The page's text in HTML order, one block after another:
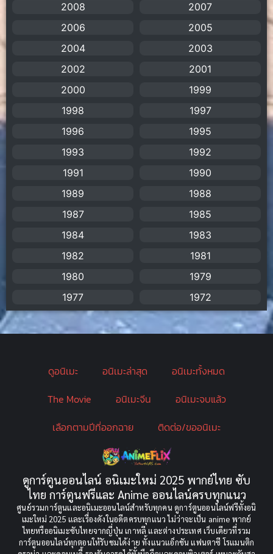
Animation แอนิเมชั่น
Blood(1)
boys love
Censored (เซ็นเซอร์) (19)
CG Animation (2)
Childhood(1)
Comedy (ตลก)(349)
Comedy ตลก(85)
Comic Book การ์ตูน(1)
2008
2007
2006
2005
2004
2003
2002
2001
2000
1999
1998
1997
1996
1995
1993
1992
1991
1990
1989
1988
1987
1985
1984
1983
1982
1981
1980
1979
1977
1972
ดูอนิเมะ อนิเมะล่าสุด
อนิเมะทั้งหมด
The Movie
อนิเมะจีน
อนิเมะจบแล้ว
เลือกตามปีที่ออกฉาย
ติดต่อ/ขออนิเมะ
ดูการ์ตูนออนไลน์ อนิเมะใหม่ 2025 พากย์ไทย ซับ
ไทย การ์ตูนฟรีและ Anime ออนไลน์ครบทุกแนว
ศูนย์รวมการ์ตูนและอนิเมะออนไลน์สำหรับทุกคน ดูการ์ตูนออนไลน์ฟรีทั้งอนิ
เมะใหม่ 2025 และเรื่องดังในอดีตครบทุกแนว ไม่ว่าจะเป็น anime พากย์
ไทยหรืออนิเมะซับไทยจากญี่ปุ่น เกาหลี และต่างประเทศ เว็บเดียวที่รวม
การ์ตูนออนไลน์ทุกตอนให้รับชมได้ง่าย ทั้งแนวแอ็กชัน แฟนตาซี โรแมนติก